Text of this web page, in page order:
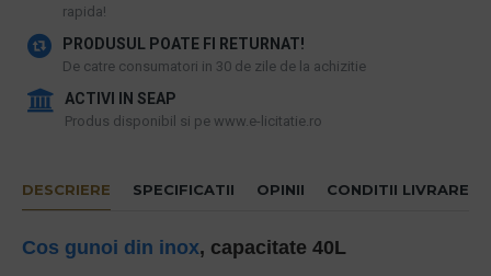
rapida!
PRODUSUL POATE FI RETURNAT!
De catre consumatori in 30 de zile de la achizitie
ACTIVI IN SEAP
Produs disponibil si pe www.e-licitatie.ro
DESCRIERE SPECIFICATII OPINII CONDITII LIVRARE
Cos gunoi din inox, capacitate 40L